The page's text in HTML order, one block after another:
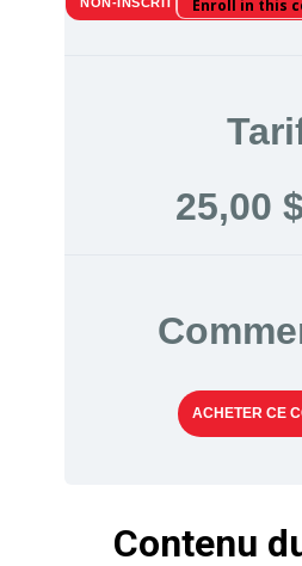
Enroll in this
25,00
ACHETER CE
Contenu